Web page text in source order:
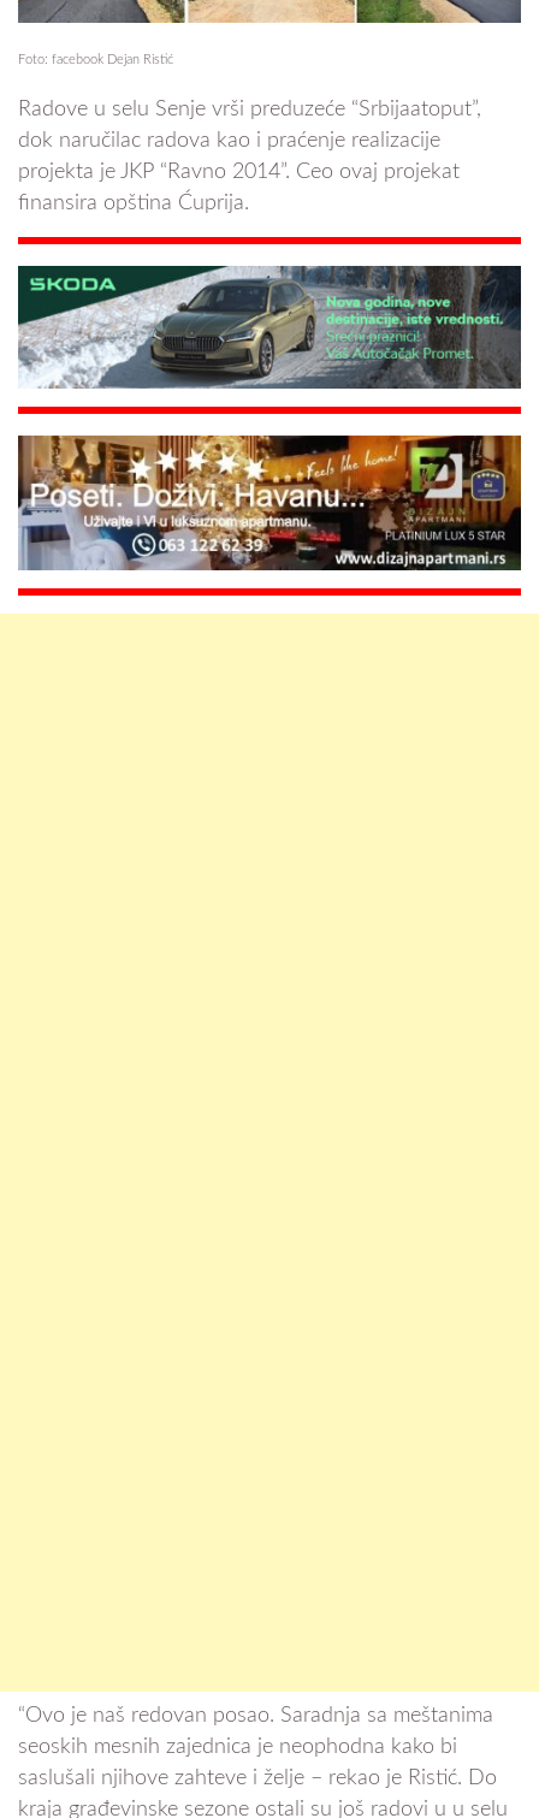
Foto: facebook Dejan Ristić
Radove u selu Senje vrši preduzeće “Srbijaatoput”,
dok naručilac radova kao i praćenje realizacije
projekta je JKP “Ravno 2014”. Ceo ovaj projekat
finansira opština Ćuprija.
“Ovo je naš redovan posao. Saradnja sa meštanima
seoskih mesnih zajednica je neophodna kako bi
saslušali njihove zahteve i želje – rekao je Ristić. Do
kraja građevinske sezone ostali su još radovi u u selu